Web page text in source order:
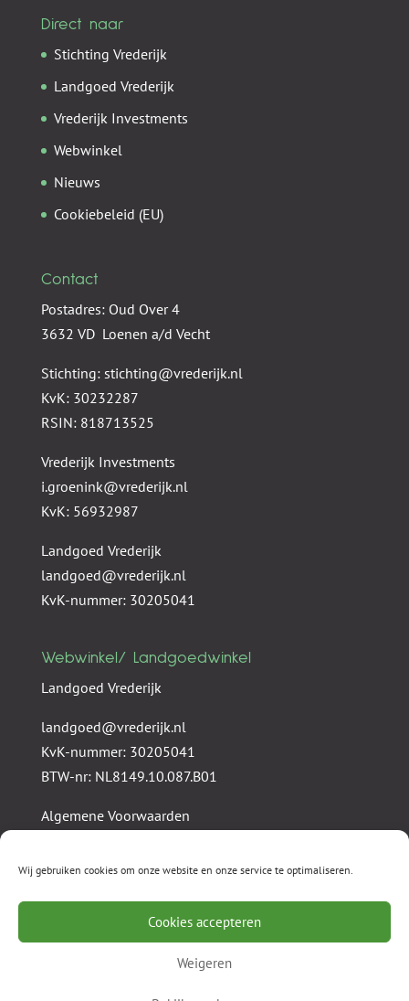
Wij gebruiken cookies om onze website en onze service te optimaliseren.
Cookies accepteren
Weigeren
Direct naar
Stichting Vrederijk
Landgoed Vrederijk
Vrederijk Investments
Webwinkel
Nieuws
Cookiebeleid (EU)
Contact
Postadres: Oud Over 4
3632 VD Loenen a/d Vecht
Stichting: stichting@vrederijk.nl
KvK: 30232287
RSIN: 818713525
Vrederijk Investments
i.groenink@vrederijk.nl
KvK: 56932987
Landgoed Vrederijk
landgoed@vrederijk.nl
KvK-nummer: 30205041
Webwinkel/ Landgoedwinkel
Landgoed Vrederijk
landgoed@vrederijk.nl
KvK-nummer: 30205041
BTW-nr: NL8149.10.087.B01
Algemene Voorwaarden
Stichting Vrederijk
Landgoed Vrederijk
Vrederijk Investments
Webwinkel